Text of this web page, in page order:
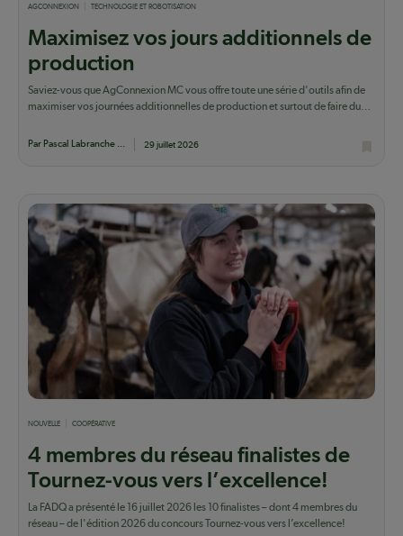
AGCONNEXION TECHNOLOGIE ET ROBOTISATION
Maximisez vos jours additionnels de
production
Saviez-vous que AgConnexion MC vous offre toute une série d'outils afin de
maximiser vos journées additionnelles de production et surtout de faire du
Par Pascal Labranche ... 29 juillet 2026
NOUVELLE COOPÉRATIVE
4 membres du réseau finalistes de
Tournez-vous vers l’excellence!
La FADQ a présenté le 16 juillet 2026 les 10 finalistes – dont 4 membres du
réseau – de l'édition 2026 du concours Tournez-vous vers l’excellence!